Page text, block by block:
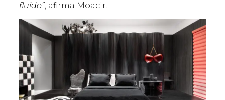
fluído”, afirma Moacir.